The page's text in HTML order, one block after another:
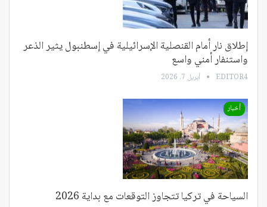
إطلاق نار أمام القنصلية الإسرائيلية في إسطنبول يثير الذعر
واستنفار أمني واسع
EDITOR4 أبريل 7, 2026
أخبار
السياحة في تركيا تتجاوز التوقعات مع بداية 2026